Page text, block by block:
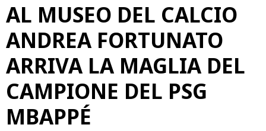
AL MUSEO DEL CALCIO
ANDREA FORTUNATO
ARRIVA LA MAGLIA DEL
CAMPIONE DEL PSG
MBAPPÉ